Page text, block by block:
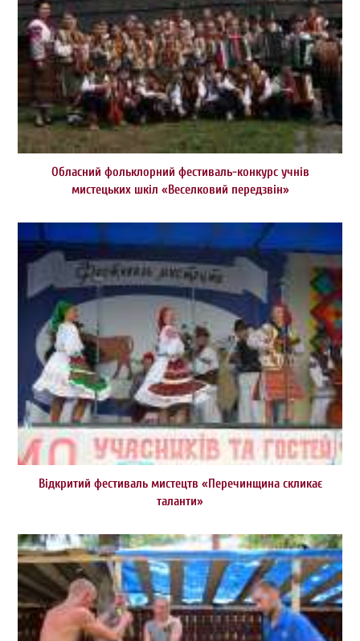
Обласний фольклорний фестиваль-конкурс учнів
мистецьких шкіл «Веселковий передзвін»
Відкритий фестиваль мистецтв «Перечинщина скликає
таланти»